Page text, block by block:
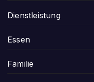
Dienstleistung
Essen
Familie